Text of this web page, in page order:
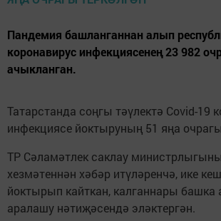
Пандемия башланганнан алып
коронавирус инфекциясенең 23 982
ачыкланган.
Татарстанда соңгы тәүлектә Covid-19
инфекциясе йоктыруның 51 яңа
ТР Сәламәтлек саклау
хезмәтеннән хәбәр итүләренчә, ике
йоктырып кайткан, калганнары башка
аралашу нәтиҗәсендә эләктергән.